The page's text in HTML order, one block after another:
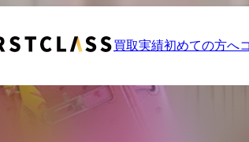
買取実績初めての方へ